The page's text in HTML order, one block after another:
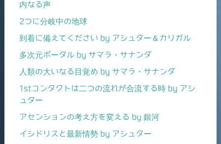
内なる声
2つに分岐中の地球
到着に備えてください by アシュター＆カリガル
多次元ポータル by サマラ・サナンダ
人類の大いなる目覚め by サマラ・サナンダ
1stコンタクトは二つの流れが合流する時 by アシ
ュター
アセンションの考え方を変える by 銀河
イシドリスと最新情勢 by アシュター